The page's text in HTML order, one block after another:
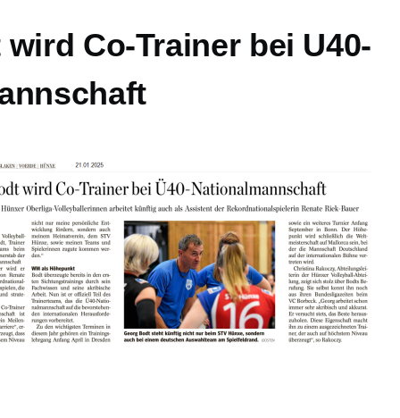
Co-Trainer bei U40-